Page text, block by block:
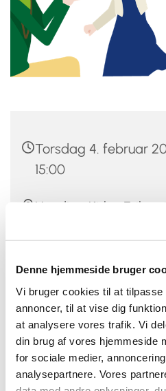
Denne hjemmeside bruger
Vi bruger cookies til at tilpasse
annoncer, til at vise dig
at analysere vores trafik. Vi
din brug af vores hjemmeside
for sociale medier,
analysepartnere. Vores
Torsdag 4. februar
15:00
Hundige Kirke,
Louise Trojahn
Går du i 3.-6. klasse og kan
og vær med i Hundige-
Nogle børn kommer allerede